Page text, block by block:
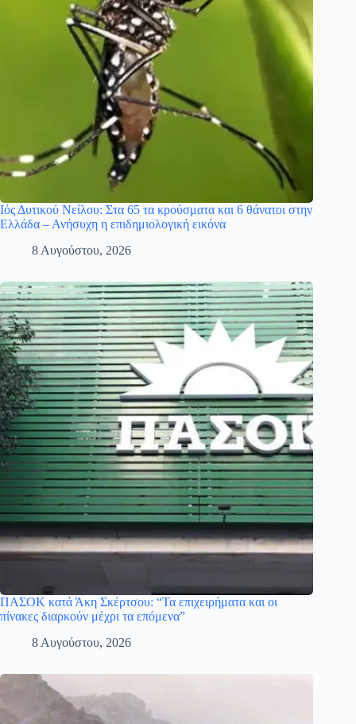
Ιός Δυτικού Νείλου: Στα 65 τα κρούσματα και 6 θάνατοι στην
Ελλάδα – Ανήσυχη η επιδημιολογική εικόνα
8 Αυγούστου, 2026
ΠΑΣΟΚ κατά Άκη Σκέρτσου: “Τα επιχειρήματα και οι
πίνακες διαρκούν μέχρι τα επόμενα”
8 Αυγούστου, 2026